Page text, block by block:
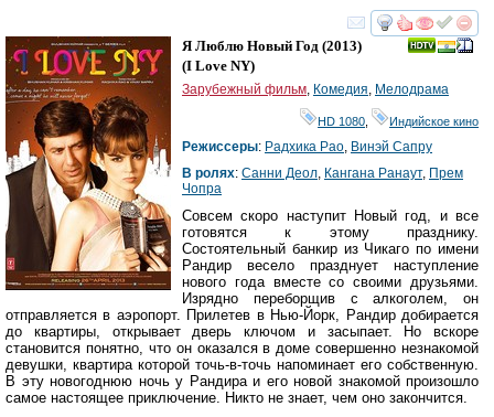
смотреть
Я Люблю Новый Год (2013)
(I Love NY)
Зарубежный фильм, Комедия, Мелодрама
HD 1080 Индийское кино
Режиссеры: Радхика Рао, Винэй Сапру
В ролях: Санни Деол, Кангана Ранаут, Прем
Чопра
Совсем скоро наступит Новый год, и все
готовятся к этому празднику.
Состоятельный банкир из Чикаго по имени
Рандир весело празднует наступление
нового года вместе со своими друзьями.
Изрядно переборщив с алкоголем, он
отправляется в аэропорт. Прилетев в Нью-Йорк, Рандир добирается
до квартиры, открывает дверь ключом и засыпает. Но вскоре
становится понятно, что он оказался в доме совершенно незнакомой
девушки, квартира которой точь-в-точь напоминает его собственную.
В эту новогоднюю ночь у Рандира и его новой знакомой произошло
самое настоящее приключение. Никто не знает, чем оно закончится.